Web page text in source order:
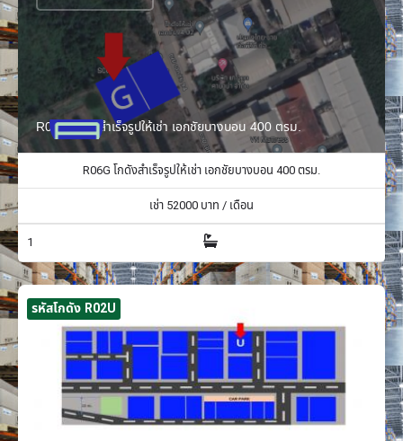
R06G โกดังสำเร็จรูปให้เช่า เอกชัยบางบอน 400 ตรม.
R06G โกดังสำเร็จรูปให้เช่า เอกชัยบางบอน 400 ตรม.
เช่า 52000 บาท / เดือน
1
รหัสโกดัง R02U